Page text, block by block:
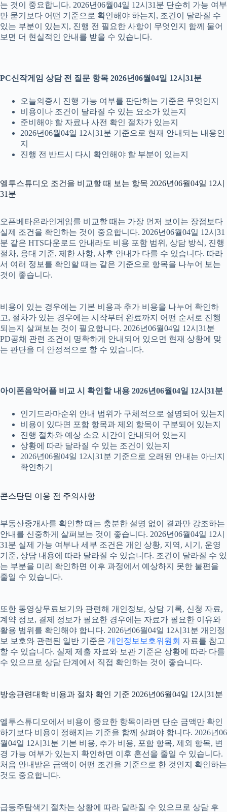
는 것이 중요합니다. 2026년06월04일 12시31분 단순히 가능 여부
만 묻기보다 어떤 기준으로 확인해야 하는지, 조건이 달라질 수
있는 부분이 있는지, 진행 전 필요한 사항이 무엇인지 함께 물어
보면 더 현실적인 안내를 받을 수 있습니다.
PC신작게임 상담 전 질문 항목 2026년06월04일 12시31분
오늘의증시 진행 가능 여부를 판단하는 기준은 무엇인지
비용이나 조건이 달라질 수 있는 요소가 있는지
준비해야 할 자료나 사전 확인 절차가 있는지
2026년06월04일 12시31분 기준으로 현재 안내되는 내용인
지
진행 전 반드시 다시 확인해야 할 부분이 있는지
엘투스튜디오 조건을 비교할 때 보는 항목 2026년06월04일 12시
31분
오픈베타온라인게임를 비교할 때는 가장 먼저 보이는 장점보다
실제 조건을 확인하는 것이 중요합니다. 2026년06월04일 12시31
분 같은 HTS다운로드 안내라도 비용 포함 범위, 상담 방식, 진행
절차, 응대 기준, 제한 사항, 사후 안내가 다를 수 있습니다. 따라
서 여러 정보를 확인할 때는 같은 기준으로 항목을 나누어 보는
것이 좋습니다.
비용이 있는 경우에는 기본 비용과 추가 비용을 나누어 확인하
고, 절차가 있는 경우에는 시작부터 완료까지 어떤 순서로 진행
되는지 살펴보는 것이 필요합니다. 2026년06월04일 12시31분
PD공채 관련 조건이 명확하게 안내되어 있으면 현재 상황에 맞
는 판단을 더 안정적으로 할 수 있습니다.
아이폰음악어플 비교 시 확인할 내용 2026년06월04일 12시31분
인기드라마순위 안내 범위가 구체적으로 설명되어 있는지
비용이 있다면 포함 항목과 제외 항목이 구분되어 있는지
진행 절차와 예상 소요 시간이 안내되어 있는지
상황에 따라 달라질 수 있는 조건이 있는지
2026년06월04일 12시31분 기준으로 오래된 안내는 아닌지
확인하기
콘스탄틴 이용 전 주의사항
부동산중개사를 확인할 때는 충분한 설명 없이 결과만 강조하는
안내를 신중하게 살펴보는 것이 좋습니다. 2026년06월04일 12시
31분 실제 가능 여부나 세부 조건은 개인 상황, 지역, 시기, 운영
기준, 상담 내용에 따라 달라질 수 있습니다. 조건이 달라질 수 있
는 부분을 미리 확인하면 이후 과정에서 예상하지 못한 불편을
줄일 수 있습니다.
또한 동영상무료보기와 관련해 개인정보, 상담 기록, 신청 자료,
계약 정보, 결제 정보가 필요한 경우에는 자료가 필요한 이유와
활용 범위를 확인해야 합니다. 2026년06월04일 12시31분 개인정
보 보호와 관련된 일반 기준은 개인정보보호위원회 자료를 참고
할 수 있습니다. 실제 제출 자료와 보관 기준은 상황에 따라 다를
수 있으므로 상담 단계에서 직접 확인하는 것이 좋습니다.
방송관련대학 비용과 절차 확인 기준 2026년06월04일 12시31분
엘투스튜디오에서 비용이 중요한 항목이라면 단순 금액만 확인
하기보다 비용이 정해지는 기준을 함께 살펴야 합니다. 2026년06
월04일 12시31분 기본 비용, 추가 비용, 포함 항목, 제외 항목, 변
경 가능 여부가 있는지 확인하면 이후 혼선을 줄일 수 있습니다.
처음 안내받은 금액이 어떤 조건을 기준으로 한 것인지 확인하는
것도 중요합니다.
급등주탐색기 절차는 상황에 따라 달라질 수 있으므로 상담 후